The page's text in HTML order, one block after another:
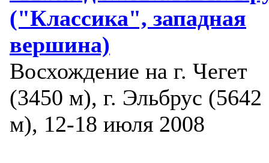
("Классика", западная
вершина)
Восхождение на г. Чегет
(3450 м), г. Эльбрус (5642
м), 12-18 июля 2008